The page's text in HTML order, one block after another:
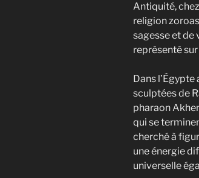
Antiquité,
religion
sagesse et de
représenté
Dans
sculptées de
pharaon
qui se
cherché à
une énergie
universelle